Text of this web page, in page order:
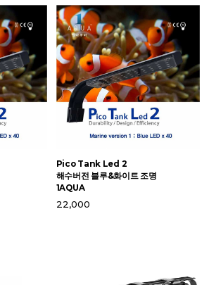
Pico Tank Led 2
해수버전 블루&화이트 조명
1AQUA
22,000